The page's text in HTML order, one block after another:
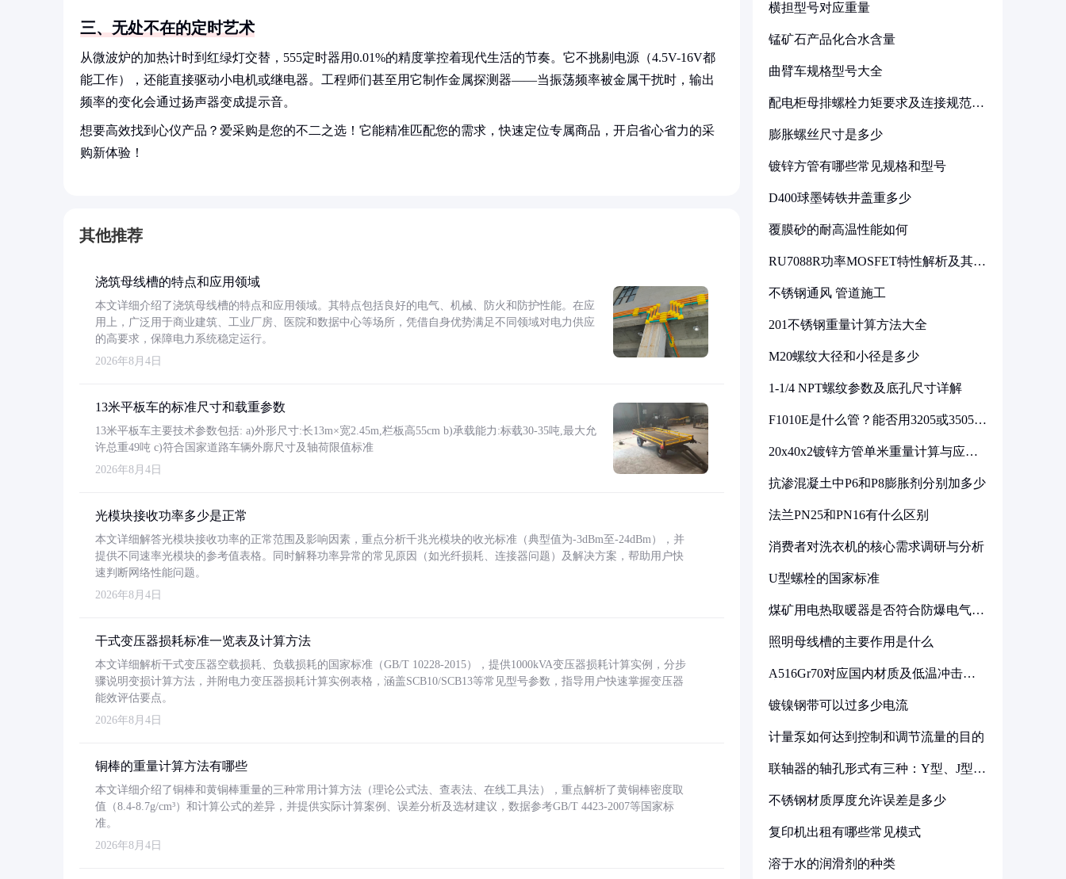
三、无处不在的定时艺术
从微波炉的加热计时到红绿灯交替，555定时器用0.01%的精度掌控着现代生活的节奏。它不挑剔电源（4.5V-16V都
能工作），还能直接驱动小电机或继电器。工程师们甚至用它制作金属探测器——当振荡频率被金属干扰时，输出
频率的变化会通过扬声器变成提示音。
想要高效找到心仪产品？爱采购是您的不二之选！它能精准匹配您的需求，快速定位专属商品，开启省心省力的采
购新体验！
其他推荐
浇筑母线槽的特点和应用领域
本文详细介绍了浇筑母线槽的特点和应用领域。其特点包括良好的电气、机械、防火和防护性能。在应
用上，广泛用于商业建筑、工业厂房、医院和数据中心等场所，凭借自身优势满足不同领域对电力供应
的高要求，保障电力系统稳定运行。
2026年8月4日
13米平板车的标准尺寸和载重参数
13米平板车主要技术参数包括: a)外形尺寸:长13m×宽2.45m,栏板高55cm b)承载能力:标载30-35吨,最大允
许总重49吨 c)符合国家道路车辆外廓尺寸及轴荷限值标准
2026年8月4日
光模块接收功率多少是正常
本文详细解答光模块接收功率的正常范围及影响因素，重点分析千兆光模块的收光标准（典型值为-3dBm至-24dBm），并
提供不同速率光模块的参考值表格。同时解释功率异常的常见原因（如光纤损耗、连接器问题）及解决方案，帮助用户快
速判断网络性能问题。
2026年8月4日
干式变压器损耗标准一览表及计算方法
本文详细解析干式变压器空载损耗、负载损耗的国家标准（GB/T 10228-2015），提供1000kVA变压器损耗计算实例，分步
骤说明变损计算方法，并附电力变压器损耗计算实例表格，涵盖SCB10/SCB13等常见型号参数，指导用户快速掌握变压器
能效评估要点。
2026年8月4日
铜棒的重量计算方法有哪些
本文详细介绍了铜棒和黄铜棒重量的三种常用计算方法（理论公式法、查表法、在线工具法），重点解析了黄铜棒密度取
值（8.4-8.7g/cm³）和计算公式的差异，并提供实际计算案例、误差分析及选材建议，数据参考GB/T 4423-2007等国家标
准。
2026年8月4日
横担型号对应重量
锰矿石产品化合水含量
曲臂车规格型号大全
配电柜母排螺栓力矩要求及连接规范详
膨胀螺丝尺寸是多少
镀锌方管有哪些常见规格和型号
D400球墨铸铁井盖重多少
覆膜砂的耐高温性能如何
RU7088R功率MOSFET特性解析及其在
不锈钢通风 管道施工
201不锈钢重量计算方法大全
M20螺纹大径和小径是多少
1-1/4 NPT螺纹参数及底孔尺寸详解
F1010E是什么管？能否用3205或3505代
20x40x2镀锌方管单米重量计算与应用
抗渗混凝土中P6和P8膨胀剂分别加多少
法兰PN25和PN16有什么区别
消费者对洗衣机的核心需求调研与分析
U型螺栓的国家标准
煤矿用电热取暖器是否符合防爆电气设
照明母线槽的主要作用是什么
A516Gr70对应国内材质及低温冲击要
镀镍钢带可以过多少电流
计量泵如何达到控制和调节流量的目的
联轴器的轴孔形式有三种：Y型、J型、
不锈钢材质厚度允许误差是多少
复印机出租有哪些常见模式
溶于水的润滑剂的种类